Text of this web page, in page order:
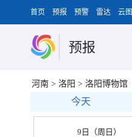
首页 预报 预警 雷达 云图
预报
河南 > 洛阳 > 洛阳博物馆
今天
9日（周日）